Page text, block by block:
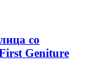
со
Geniture